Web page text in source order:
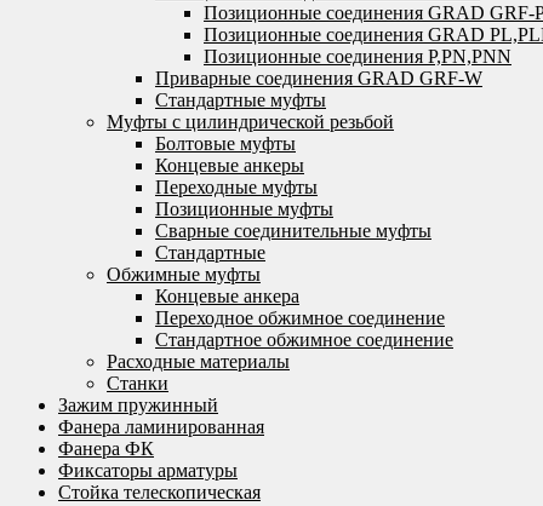
Позиционные соединения GRAD GRF-
Позиционные соединения GRAD
Позиционные соединения P,PN,PNN
Приварные соединения GRAD GRF-W
Стандартные муфты
Муфты с цилиндрической резьбой
Болтовые муфты
Концевые анкеры
Переходные муфты
Позиционные муфты
Сварные соединительные муфты
Стандартные
Обжимные муфты
Концевые анкера
Переходное обжимное соединение
Стандартное обжимное соединение
Расходные материалы
Станки
Зажим пружинный
Фанера ламинированная
Фанера ФК
Фиксаторы арматуры
Стойка телескопическая